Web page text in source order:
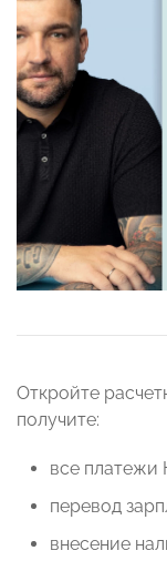
Откройте
получите:
все
перевод
внесение